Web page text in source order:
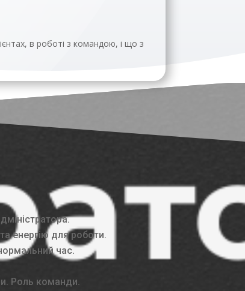
в роботі з командою, і що з
енергію для роботи.
час.
Роль команди.